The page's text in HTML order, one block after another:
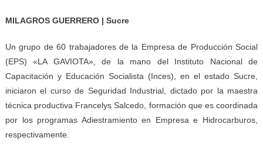
MILAGROS GUERRERO | Sucre
Un grupo de 60 trabajadores de la Empresa de Producción Social
(EPS) «LA GAVIOTA», de la mano del Instituto Nacional de
Capacitación y Educación Socialista (Inces), en el estado Sucre,
iniciaron el curso de Seguridad Industrial, dictado por la maestra
técnica productiva Francelys Salcedo, formación que es coordinada
por los programas Adiestramiento en Empresa e Hidrocarburos,
respectivamente.